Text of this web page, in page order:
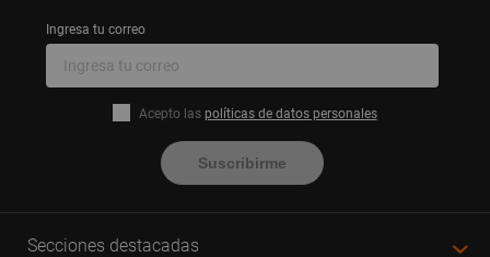
Ingresa tu correo
Acepto las políticas de datos personales
Suscribirme
Secciones destacadas